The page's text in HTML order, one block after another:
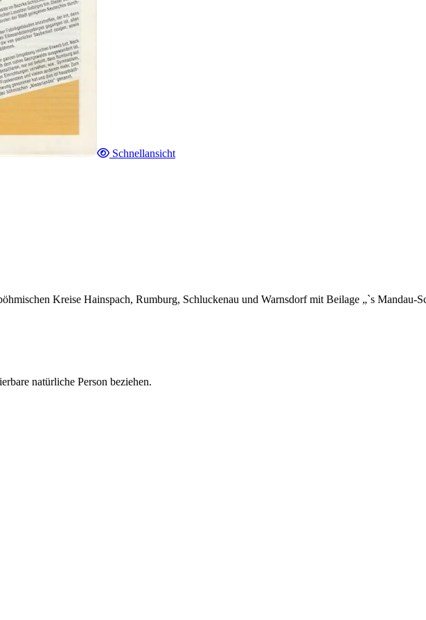
Schnellansicht
Kreise Hainspach, Rumburg, Schluckenau und Warnsdorf mit Beilage „`s Mandau-
natürliche Person beziehen.